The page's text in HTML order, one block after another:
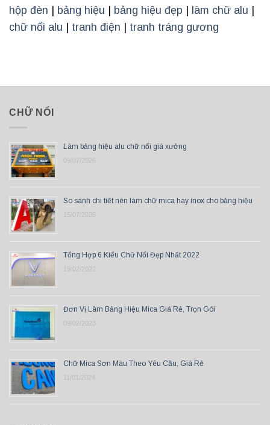
hộp đèn | bảng hiệu | bảng hiệu đẹp | làm chữ alu |
chữ nổi alu | tranh điện | tranh tráng gương
CHỮ NỔI
Làm bảng hiệu alu chữ nổi giá xưởng
09/07/2026
So sánh chi tiết nên làm chữ mica hay inox cho bảng hiệu
15/07/2026
Tổng Hợp 6 Kiểu Chữ Nổi Đẹp Nhất 2022
19/02/2022
Đơn Vị Làm Bảng Hiệu Mica Giá Rẻ, Trọn Gói
09/02/2023
Chữ Mica Sơn Màu Theo Yêu Cầu, Giá Rẻ
11/01/2024